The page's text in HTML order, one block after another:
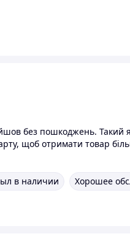
без пошкоджень.
щоб отримати товар
в наличии Хорошее